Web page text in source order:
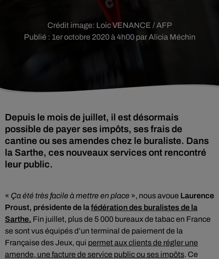
Publié : 1er octobre 2020 à 4h00 par Alicia Méchin
Crédit image: Loic VENANCE / AFP
Depuis le mois de juillet, il est désormais
possible de payer ses impôts, ses frais de
cantine ou ses amendes chez le buraliste. Dans
la Sarthe, ces nouveaux services ont rencontré
leur public.
« Ça été très facile à mettre en place », nous avoue Laurence
Proust, présidente de lafédération des buralistes de la
Sarthe. Fin juillet, plus de 5 000 bureaux de tabac en France
se sont vus équipés d’un terminal de paiement de la
Française des Jeux, qui permet aux clients de régler une
amende, une facture de service public ou ses impôts. Ce